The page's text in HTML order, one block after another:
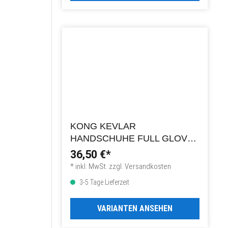
KONG KEVLAR
HANDSCHUHE FULL GLOVES
- GR. M (9)
GELB/GRAU/SCHWARZ
36,50 €*
* inkl. MwSt. zzgl. Versandkosten
3-5 Tage Lieferzeit
VARIANTEN ANSEHEN